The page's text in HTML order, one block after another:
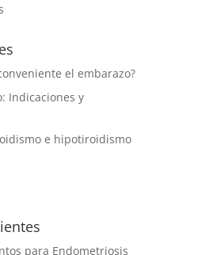
el embarazo?
Indicaciones y
e hipotiroidismo
para Endometriosis